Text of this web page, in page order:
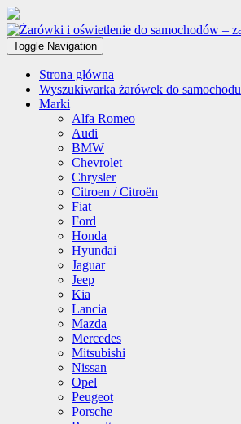
Toggle Navigation
Strona główna
Wyszukiwarka żarówek do samochodu
Marki
Alfa Romeo
Audi
BMW
Chevrolet
Chrysler
Citroen / Citroën
Fiat
Ford
Honda
Hyundai
Jaguar
Jeep
Kia
Lancia
Mazda
Mercedes
Mitsubishi
Nissan
Opel
Peugeot
Porsche